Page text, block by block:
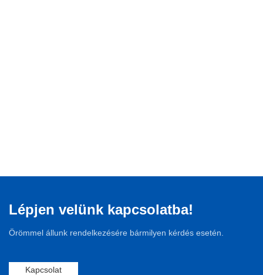
Lépjen velünk kapcsolatba!
Örömmel állunk rendelkezésére bármilyen kérdés esetén.
Kapcsolat